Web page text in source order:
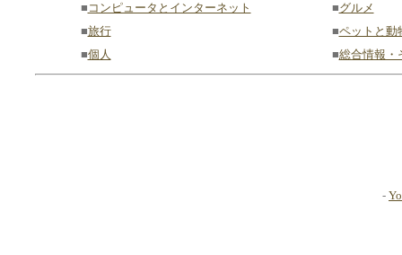
■ コンピュータとインターネット ■グルメ
■旅行 ■ペットと動
■個人 ■総合情報・
-